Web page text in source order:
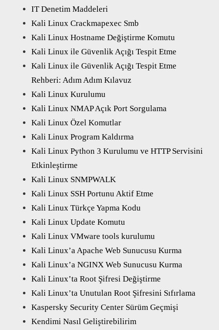
IT Denetim Maddeleri
Kali Linux Crackmapexec Smb
Kali Linux Hostname Değiştirme Komutu
Kali Linux ile Güvenlik Açığı Tespit Etme
Kali Linux ile Güvenlik Açığı Tespit Etme
Rehberi: Adım Adım Kılavuz
Kali Linux Kurulumu
Kali Linux NMAP Açık Port Sorgulama
Kali Linux Özel Komutlar
Kali Linux Program Kaldırma
Kali Linux Python 3 Kurulumu ve HTTP Servisini
Etkinleştirme
Kali Linux SNMPWALK
Kali Linux SSH Portunu Aktif Etme
Kali Linux Türkçe Yapma Kodu
Kali Linux Update Komutu
Kali Linux VMware tools kurulumu
Kali Linux’a Apache Web Sunucusu Kurma
Kali Linux’a NGINX Web Sunucusu Kurma
Kali Linux’ta Root Şifresi Değiştirme
Kali Linux’ta Unutulan Root Şifresini Sıfırlama
Kaspersky Security Center Sürüm Geçmişi
Kendimi Nasıl Geliştirebilirim